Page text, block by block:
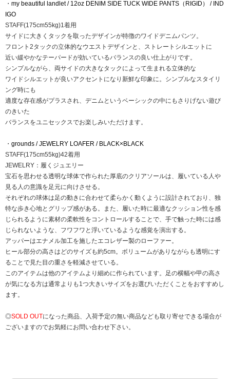
・ my beautiful landlet / 12oz DENIM SIDE TUCK WIDE PANTS（RIGID） / IND
IGO
STAFF(175cm55kg)1着用
サイドに大きくタックを取ったデザインが特徴のワイドデニムパンツ。
フロント2タックの立体的なウエストデザインと、ストレートシルエットに
近い緩やかなテーパードが効いているバランスの良い仕上がりです。
シンプルながら、両サイドの大きなタックによって生まれる立体的な
ワイドシルエットが良いアクセントになり新鮮な印象に。シンプルなスタイリ
ング時にも
適度な存在感がプラスされ、デニムというベーシックの中にもさりげない遊び
のきいた
バランスをユニセックスでお楽しみいただけます。
・ grounds / JEWELRY LOAFER / BLACK×BLACK
STAFF(175cm55kg)42着用
JEWELRY：履くジュエリー
宝石を思わせる透明な球体で作られた厚底のクリアソールは、履いている人や
見る人の意識を足元に向けさせる。
それぞれの球体は足の動きに合わせて柔らかく動くように設計されており、独
特な歩き心地とグリップ感がある。また、履いた時に最適なクッション性を感
じられるように素材の柔軟性をコントロールすることで、手で触った時には感
じられないような、フワフワと浮いているような感覚を演出する。
アッパーはエナメル加工を施したエコレザー製のローファー。
ヒール部分の高さはどのサイズも約5cm。ボリュームがありながらも透明にす
ることで見た目の重さを軽減させている。
このアイテムは他のアイテムより細めに作られています。足の横幅や甲の高さ
が気になる方は通常よりも1つ大きいサイズをお選びいただくことをおすすめし
ます。
◎SOLD OUTになった商品、入荷予定の無い商品なども取り寄せできる場合が
ございますのでお気軽にお問い合わせ下さい。